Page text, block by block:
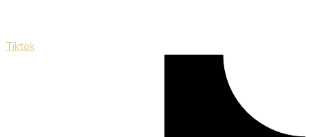
Tiktok